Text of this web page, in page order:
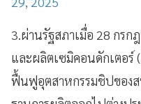
3.ผ่านรัฐสภาเมื่อ 28 กร
และผลิตเซมิคอนดักเตอร์
ฟื้นฟูอุตสาหกรรมชิปของส